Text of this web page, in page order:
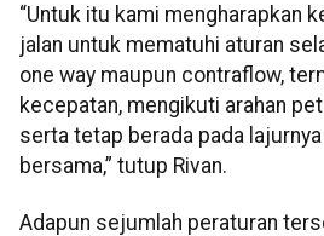
“Untuk itu kami mengharapkan
jalan untuk mematuhi aturan
one way maupun contraflow,
kecepatan, mengikuti arahan
serta tetap berada pada
bersama,” tutup Rivan.
Adapun sejumlah peraturan